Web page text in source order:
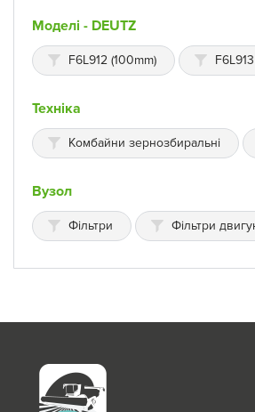
Моделі - DEUTZ
F6L912 (100mm)
Техніка
Комбайни зернозбиральні
Вузол
Фільтри Фільтри